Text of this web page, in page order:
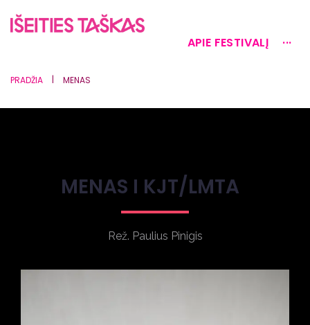
APIE FESTIVALĮ ···
PRADŽIA | MENAS
MENAS I KJT/LMTA
Rež. Paulius Pinigis